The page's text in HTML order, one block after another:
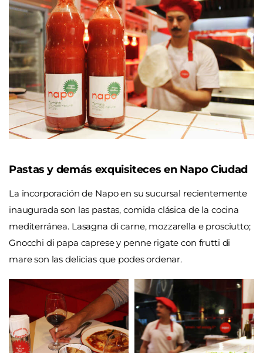
Pastas y demás exquisiteces en Napo Ciudad
La incorporación de Napo en su sucursal recientemente
inaugurada son las pastas, comida clásica de la cocina
mediterránea. Lasagna di carne, mozzarella e prosciutto;
Gnocchi di papa caprese y penne rigate con frutti di
mare son las delicias que podes ordenar.